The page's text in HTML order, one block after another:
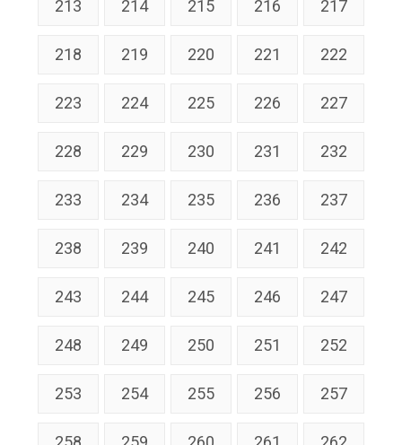
213 214 215 216 217
218 219 220 221 222
223 224 225 226 227
228 229 230 231 232
233 234 235 236 237
238 239 240 241 242
243 244 245 246 247
248 249 250 251 252
253 254 255 256 257